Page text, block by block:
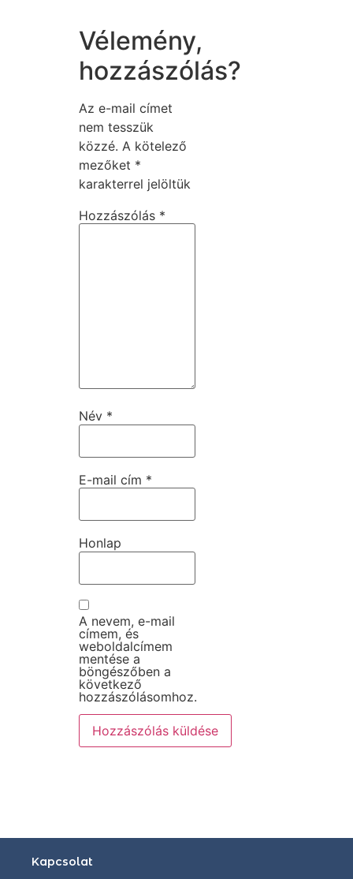
Vélemény,
hozzászólás?
Az e-mail címet
nem tesszük
közzé. A kötelező
mezőket *
karakterrel jelöltük
Hozzászólás *
Név *
E-mail cím *
Honlap
A nevem, e-mail
címem, és
weboldalcímem
mentése a
böngészőben a
következő
hozzászólásomhoz.
Kapcsolat